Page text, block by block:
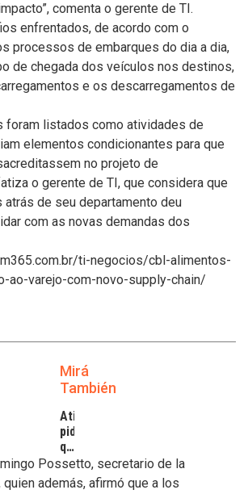
comenta o gerente de TI.
enfrentados, de acordo com o
processos de embarques do dia a dia,
de chegada dos veículos nos destinos,
e os descarregamentos de
foram listados como atividades de
elementos condicionantes para que
no projeto de
o gerente de TI, que considera que
atrás de seu departamento deu
com as novas demandas dos
ti-negocios/cbl-alimentos-
ao-varejo-com-novo-supply-chain/
Mirá
También
Atilra
pide
que
se
atiendan
Possetto, secretario de la
además, afirmó que a los